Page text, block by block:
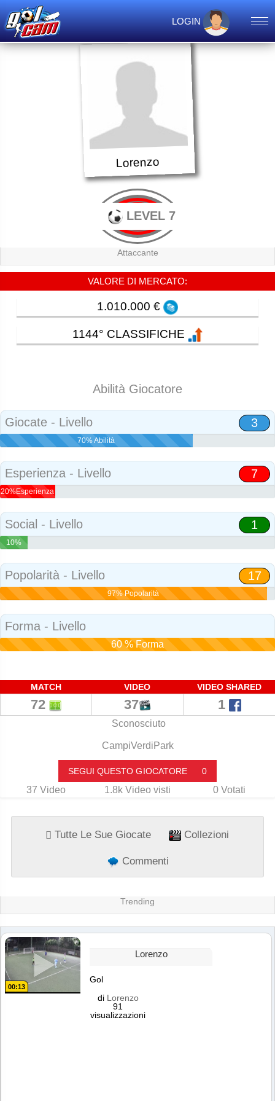
LOGIN
Lorenzo
LEVEL 7
Attaccante
VALORE DI MERCATO:
1.010.000 €
1144° CLASSIFICHE
Abilità Giocatore
Giocate - Livello 3
70% Abilità
Esperienza - Livello 7
20%Esperienza
Social - Livello 1
10%
Popolarità - Livello 17
97% Popolarità
Forma - Livello
60 % Forma
MATCH VIDEO VIDEO SHARED
72 37 1
Sconosciuto
CampiVerdiPark
SEGUI QUESTO GIOCATORE 0
37 Video 1.8k Video visti 0 Votati
Tutte Le Sue Giocate Collezioni
Commenti
Trending
00:13
Lorenzo
Gol
di Lorenzo
91
visualizzazioni